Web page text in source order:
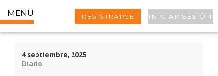
MENU REGISTRARSE INICIAR SESIÓN
4 septiembre, 2025
Diario